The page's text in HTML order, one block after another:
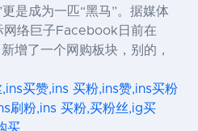
是成为一匹“黑马”。据媒体
网络巨子Facebook日前在
增了一个网购板块，别的，
买赞,ins 买粉,ins赞,ins买粉
刷粉,ins 买粉,买粉丝,ig买
买